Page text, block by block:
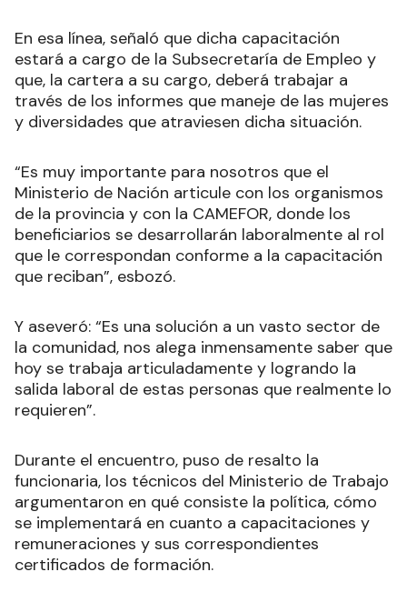
En esa línea, señaló que dicha capacitación
estará a cargo de la Subsecretaría de Empleo y
que, la cartera a su cargo, deberá trabajar a
través de los informes que maneje de las mujeres
y diversidades que atraviesen dicha situación.
“Es muy importante para nosotros que el
Ministerio de Nación articule con los organismos
de la provincia y con la CAMEFOR, donde los
beneficiarios se desarrollarán laboralmente al rol
que le correspondan conforme a la capacitación
que reciban”, esbozó.
Y aseveró: “Es una solución a un vasto sector de
la comunidad, nos alega inmensamente saber que
hoy se trabaja articuladamente y logrando la
salida laboral de estas personas que realmente lo
requieren”.
Durante el encuentro, puso de resalto la
funcionaria, los técnicos del Ministerio de Trabajo
argumentaron en qué consiste la política, cómo
se implementará en cuanto a capacitaciones y
remuneraciones y sus correspondientes
certificados de formación.